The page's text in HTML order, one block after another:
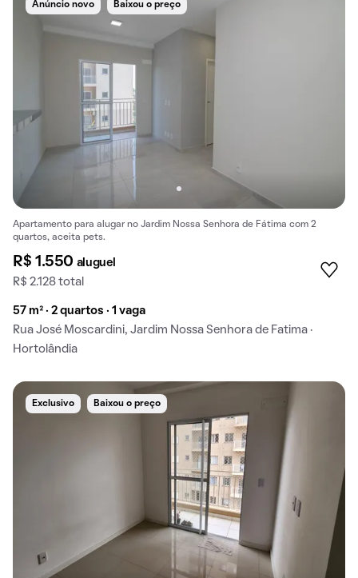
Anúncio novo Baixou o preço
Apartamento para alugar no Jardim Nossa Senhora de Fátima com 2
quartos, aceita pets.
R$ 1.550 aluguel
R$ 2.128 total
57 m² · 2 quartos · 1 vaga
Rua José Moscardini, Jardim Nossa Senhora de Fatima ·
Hortolândia
Exclusivo Baixou o preço